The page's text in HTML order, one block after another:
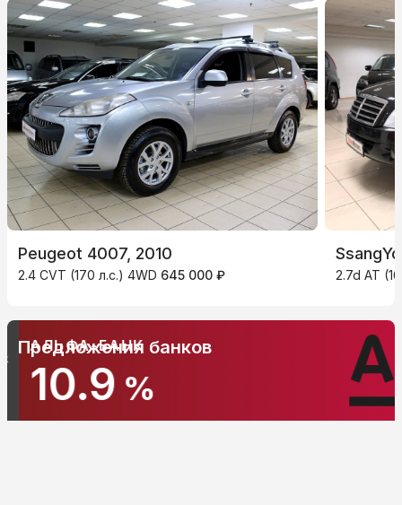
Peugeot 4007, 2010
2.4 CVT (170 л.с.) 4WD 645 000 ₽ 2.7d AT
АЛЬФА-БАНК
10.9%
Предложения банков